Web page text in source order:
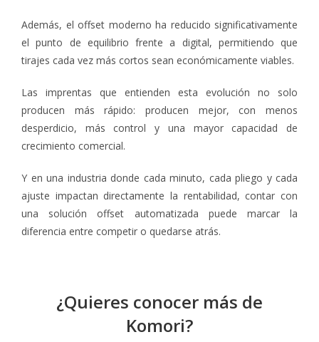
Además, el offset moderno ha reducido significativamente
el punto de equilibrio frente a digital, permitiendo que
tirajes cada vez más cortos sean económicamente viables.
Las imprentas que entienden esta evolución no solo
producen más rápido: producen mejor, con menos
desperdicio, más control y una mayor capacidad de
crecimiento comercial.
Y en una industria donde cada minuto, cada pliego y cada
ajuste impactan directamente la rentabilidad, contar con
una solución offset automatizada puede marcar la
diferencia entre competir o quedarse atrás.
¿Quieres conocer más de
Komori?